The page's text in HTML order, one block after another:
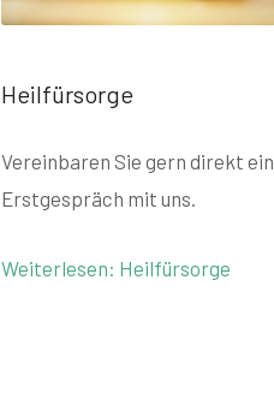
Heilfürsorge
Vereinbaren Sie gern direkt ein
Erstgespräch mit uns.
Weiterlesen: Heilfürsorge